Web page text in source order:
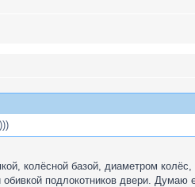
колёсной базой, диаметром
подлокотников двери.